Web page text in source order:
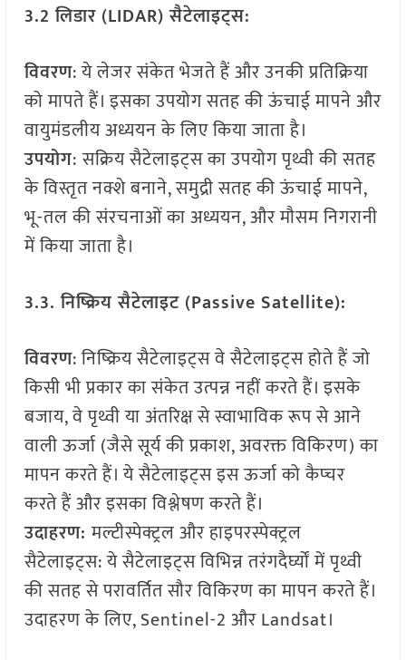
3.2 लिडार (LIDAR) सैटेलाइट्स:
विवरण: ये लेजर संकेत भेजते हैं और उनकी प्रतिक्रिया
को मापते हैं। इसका उपयोग सतह की ऊंचाई मापने और
वायुमंडलीय अध्ययन के लिए किया जाता है।
उपयोग:सक्रिय सैटेलाइट्स का उपयोग पृथ्वी की सतह
के विस्तृत नक्शे बनाने, समुद्री सतह की ऊंचाई मापने,
भू-तल की संरचनाओं का अध्ययन, और मौसम निगरानी
में किया जाता है।
3.3. निष्क्रिय सैटेलाइट (Passive Satellite):
विवरण: निष्क्रिय सैटेलाइट्स वे सैटेलाइट्स होते हैं जो
किसी भी प्रकार का संकेत उत्पन्न नहीं करते हैं। इसके
बजाय, वे पृथ्वी या अंतरिक्ष से स्वाभाविक रूप से आने
वाली ऊर्जा (जैसे सूर्य की प्रकाश, अवरक्त विकिरण) का
मापन करते हैं। ये सैटेलाइट्स इस ऊर्जा को कैप्चर
करते हैं और इसका विश्लेषण करते हैं।
उदाहरण:मल्टीस्पेक्ट्रल और हाइपरस्पेक्ट्रल
सैटेलाइट्स: ये सैटेलाइट्स विभिन्न तरंगदैर्घ्यों में पृथ्वी
की सतह से परावर्तित सौर विकिरण का मापन करते हैं।
उदाहरण के लिए, Sentinel-2 और Landsat।